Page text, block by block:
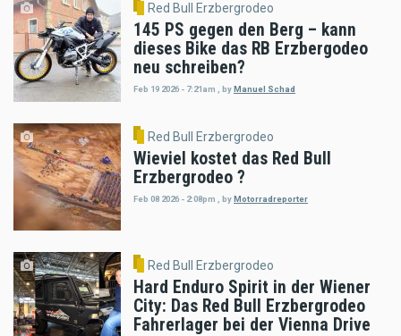
Red Bull Erzbergrodeo
145 PS gegen den Berg – kann
dieses Bike das RB Erzbergodeo
neu schreiben?
Feb 19 2026 - 7:21am , byManuel Schad
Red Bull Erzbergrodeo
Wieviel kostet das Red Bull
Erzbergrodeo ?
Feb 08 2026 - 2:08pm byMotorradreporter
Red Bull Erzbergrodeo
Hard Enduro Spirit in der Wiener
City: Das Red Bull Erzbergrodeo
Fahrerlager bei der Vienna Drive